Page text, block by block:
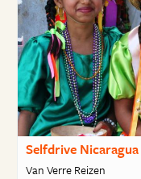
Selfdrive Nicaragua
Van Verre Reizen